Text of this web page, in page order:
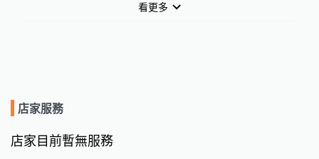
看更多
店家服務
店家目前暫無服務